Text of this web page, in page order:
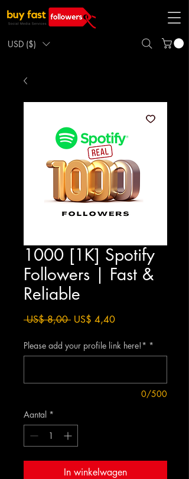
USD ($)
1000 [1K] Spotify
Followers | Fast &
Reliable
US$ 8,00 Normale
US$ 4,40Verkoopprijs
Please add your profile link here!* *
0/500
Aantal *
In winkelwagen